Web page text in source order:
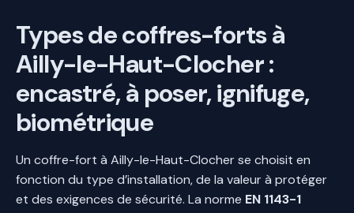
Types de coffres-forts à
Ailly-le-Haut-Clocher :
encastré, à poser, ignifuge,
biométrique
Un coffre-fort à Ailly-le-Haut-Clocher se choisit en
fonction du type d’installation, de la valeur à protéger
et des exigences de sécurité. La norme EN 1143-1